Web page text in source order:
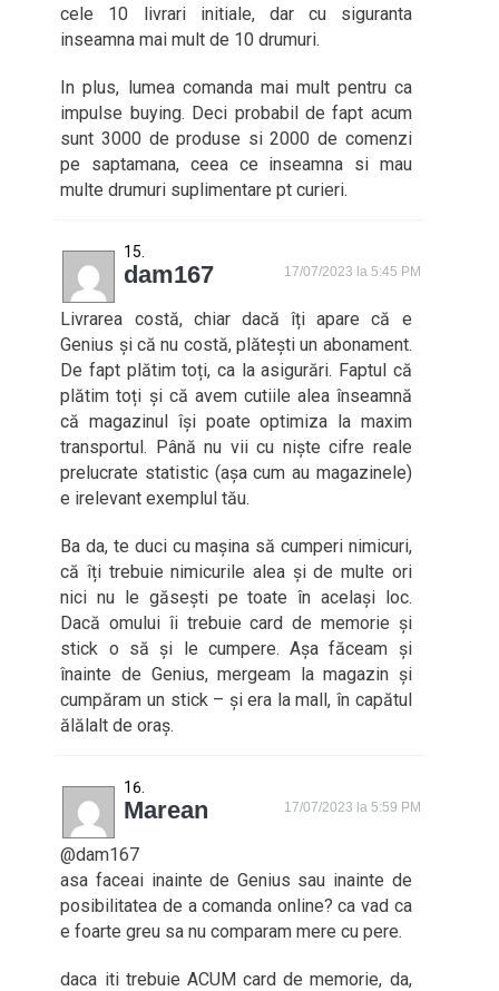
cele 10 livrari initiale, dar cu siguranta
inseamna mai mult de 10 drumuri.
In plus, lumea comanda mai mult pentru ca
impulse buying. Deci probabil de fapt acum
sunt 3000 de produse si 2000 de comenzi
pe saptamana, ceea ce inseamna si mau
multe drumuri suplimentare pt curieri.
dam167 17/07/2023 la 5:45 PM
Livrarea costă, chiar dacă îți apare că e
Genius și că nu costă, plătești un abonament.
De fapt plătim toți, ca la asigurări. Faptul că
plătim toți și că avem cutiile alea înseamnă
că magazinul își poate optimiza la maxim
transportul. Până nu vii cu niște cifre reale
prelucrate statistic (așa cum au magazinele)
e irelevant exemplul tău.
Ba da, te duci cu mașina să cumperi nimicuri,
că îți trebuie nimicurile alea și de multe ori
nici nu le găsești pe toate în același loc.
Dacă omului îi trebuie card de memorie și
stick o să și le cumpere. Așa făceam și
înainte de Genius, mergeam la magazin și
cumpăram un stick – și era la mall, în capătul
ălălalt de oraș.
Marean 17/07/2023 la 5:59 PM
@dam167
asa faceai inainte de Genius sau inainte de
posibilitatea de a comanda online? ca vad ca
e foarte greu sa nu comparam mere cu pere.
daca iti trebuie ACUM card de memorie, da,